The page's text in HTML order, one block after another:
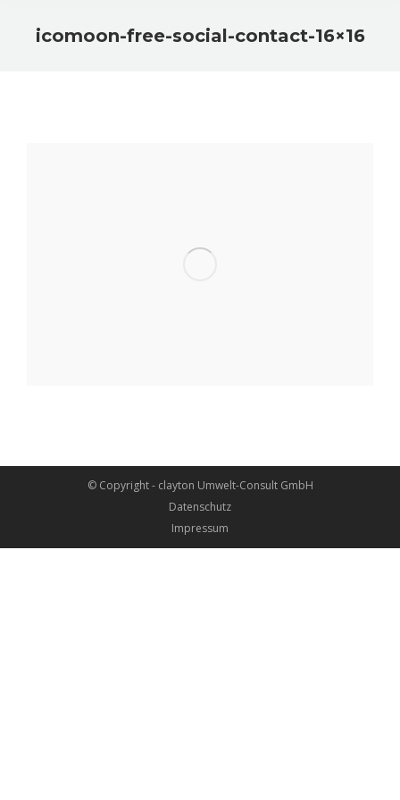
icomoon-free-social-contact-16×16
© Copyright - clayton Umwelt-Consult GmbH
Datenschutz
Impressum